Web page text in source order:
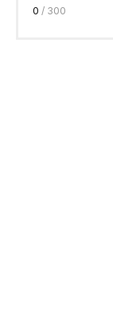
0 / 300